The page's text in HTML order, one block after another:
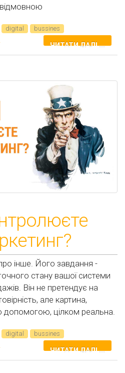
digital bussines
ЧИТАТИ ДАЛІ ...
інше. Його завдання -
стану вашої системи
Він не претендує на
але картина,
допомогою, цілком реальна.
digital bussines
ЧИТАТИ ДАЛІ ...